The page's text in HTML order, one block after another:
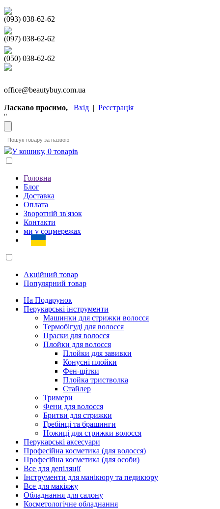
(093) 038-62-62
(097) 038-62-62
(050) 038-62-62
office@beautybuy.com.ua
Ласкаво просимо, Вхід | Реєстрація
"
У кошику, 0 товарів
Головна
Блог
Доставка
Оплата
Зворотній зв'язок
Контакти
ми у соцмережах
Акційний товар
Популярний товар
На Подарунок
Перукарські інструменти
Машинки для стрижки волосся
Термобігуді для волосся
Праски для волосся
Плойки для волосся
Плойки для завивки
Конусні плойки
Фен-щітки
Плойка тристволка
Стайлер
Тримери
Фени для волосся
Бритви для стрижки
Гребінці та брашинги
Ножиці для стрижки волосся
Перукарські аксесуари
Професійна косметика (для волосся)
Професійна косметика (для особи)
Все для депіляції
Інструменти для манікюру та педикюру
Все для макіяжу
Обладнання для салону
Косметологічне обладнання